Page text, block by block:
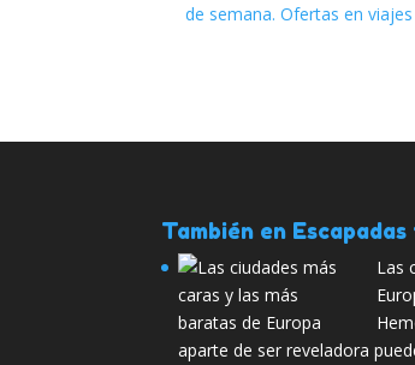
de semana. Ofertas en
También en
Las
aparte de ser reveladora